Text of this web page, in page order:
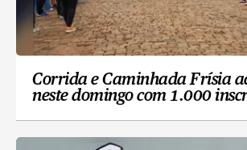
Corrida e Caminhada Frísia
neste domingo com 1.000